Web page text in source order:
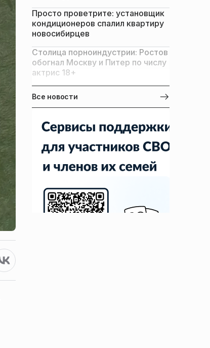
Просто проветрите: установщик
кондиционеров спалил квартиру
новосибирцев
Столица порноиндустрии: Ростов
обогнал Москву и Питер по числу
актрис 18+
Все новости